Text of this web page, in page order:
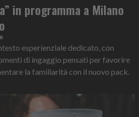
in programma a Milano
esperienziale dedicato, con
di ingaggio pensati per favorire
la familiarità con il nuovo pack.